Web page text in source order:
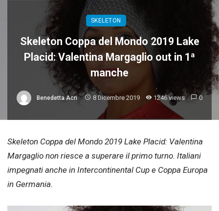
SKELETON
Skeleton Coppa del Mondo 2019 Lake
Placid: Valentina Margaglio out in 1ª
manche
Benedetta Acri 8 Dicembre 2019 1246 views 0
Skeleton Coppa del Mondo 2019 Lake Placid: Valentina
Margaglio non riesce a superare il primo turno. Italiani
impegnati anche in Intercontinental Cup e Coppa Europa
in Germania.